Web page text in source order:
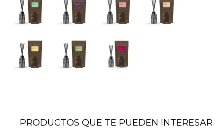
PRODUCTOS QUE TE PUEDEN INTERESAR